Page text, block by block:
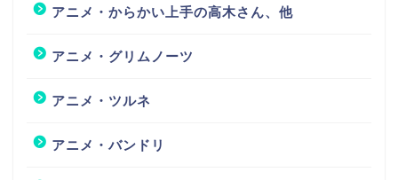
アニメ・からかい上手の高木さん、他
アニメ・グリムノーツ
アニメ・ツルネ
アニメ・バンドリ